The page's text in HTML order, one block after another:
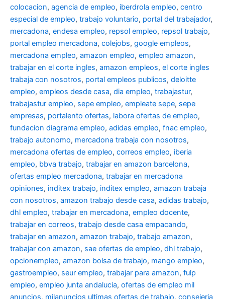
colocacion, agencia de empleo, iberdrola empleo, centro
especial de empleo, trabajo voluntario, portal del trabajador,
mercadona, endesa empleo, repsol empleo, repsol trabajo,
portal empleo mercadona, colejobs, google empleos,
mercadona empleo, amazon empleo, empleo amazon,
trabajar en el corte ingles, amazon empleos, el corte ingles
trabaja con nosotros, portal empleos publicos, deloitte
empleo, empleos desde casa, dia empleo, trabajastur,
trabajastur empleo, sepe empleo, empleate sepe, sepe
empresas, portalento ofertas, labora ofertas de empleo,
fundacion diagrama empleo, adidas empleo, fnac empleo,
trabajo autonomo, mercadona trabaja con nosotros,
mercadona ofertas de empleo, correos empleo, iberia
empleo, bbva trabajo, trabajar en amazon barcelona,
ofertas empleo mercadona, trabajar en mercadona
opiniones, inditex trabajo, inditex empleo, amazon trabaja
con nosotros, amazon trabajo desde casa, adidas trabajo,
dhl empleo, trabajar en mercadona, empleo docente,
trabajar en correos, trabajo desde casa empacando,
trabajar en amazon, amazon trabajo, trabajo amazon,
trabajar con amazon, sae ofertas de empleo, dhl trabajo,
opcionempleo, amazon bolsa de trabajo, mango empleo,
gastroempleo, seur empleo, trabajar para amazon, fulp
empleo, empleo junta andalucia, ofertas de empleo mil
anuncios, milanuncios ultimas ofertas de trabajo, consejeria